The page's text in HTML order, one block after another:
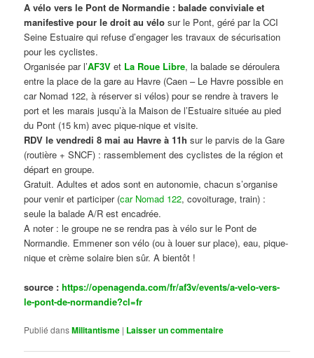
A vélo vers le Pont de Normandie : balade conviviale et
manifestive pour le droit au vélo sur le Pont, géré par la CCI
Seine Estuaire qui refuse d’engager les travaux de sécurisation
pour les cyclistes.
Organisée par l’AF3V et La Roue Libre, la balade se déroulera
entre la place de la gare au Havre (Caen – Le Havre possible en
car Nomad 122, à réserver si vélos) pour se rendre à travers le
port et les marais jusqu’à la Maison de l’Estuaire située au pied
du Pont (15 km) avec pique-nique et visite.
RDV le vendredi 8 mai au Havre à 11h sur le parvis de la Gare
(routière + SNCF) : rassemblement des cyclistes de la région et
départ en groupe.
Gratuit. Adultes et ados sont en autonomie, chacun s’organise
pour venir et participer (car Nomad 122, covoiturage, train) :
seule la balade A/R est encadrée.
A noter : le groupe ne se rendra pas à vélo sur le Pont de
Normandie. Emmener son vélo (ou à louer sur place), eau, pique-
nique et crème solaire bien sûr. A bientôt !
source :https://openagenda.com/fr/af3v/events/a-velo-vers-
le-pont-de-normandie?cl=fr
Publié dansMilitantisme | Laisser un commentaire